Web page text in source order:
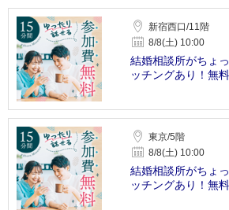
新宿西口/11階
8/8(土) 10:00
結婚相談所がちょ
ッチングあり！無
東京/5階
8/8(土) 10:00
結婚相談所がちょ
ッチングあり！無